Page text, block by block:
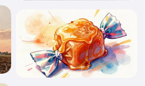
бастау арқылы сіз мынаны
шарттары
Құпиялылық
Қайтару саясаты